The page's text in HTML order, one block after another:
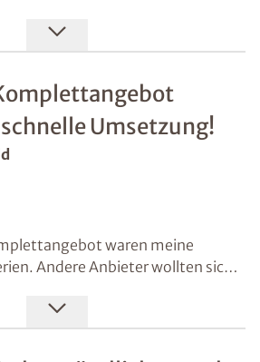
abdichten lassen und auch das
Den Schacht werde ich
Umsetzung!
waren meine
Andere Anbieter wollten sich
hat ebenfalls ihren Teil dazu
wurde dann zeitnah und